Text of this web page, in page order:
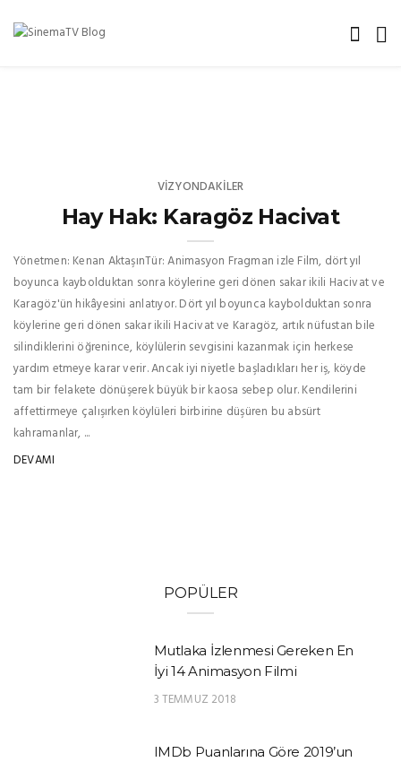
VIZYONDAKILER
Hay Hak: Karagöz Hacivat
Yönetmen: Kenan AktaşınTür: Animasyon Fragman izle Film, dört yıl
boyunca kaybolduktan sonra köylerine geri dönen sakar ikili Hacivat ve
Karagöz'ün hikâyesini anlatıyor. Dört yıl boyunca kaybolduktan sonra
köylerine geri dönen sakar ikili Hacivat ve Karagöz, artık nüfustan bile
silindiklerini öğrenince, köylülerin sevgisini kazanmak için herkese
yardım etmeye karar verir. Ancak iyi niyetle başladıkları her iş, köyde
tam bir felakete dönüşerek büyük bir kaosa sebep olur. Kendilerini
affettirmeye çalışırken köylüleri birbirine düşüren bu absürt
kahramanlar, ...
DEVAMI
POPÜLER
Mutlaka İzlenmesi Gereken En
İyi 14 Animasyon Filmi
3 TEMMUZ 2018
IMDb Puanlarına Göre 2019’un